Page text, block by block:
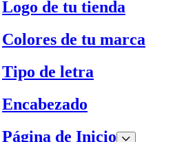
Logo de tu tienda
Colores de tu marca
Tipo de letra
Encabezado
Página de Inicio